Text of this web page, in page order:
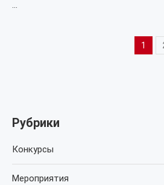
…
1
Рубрики
Конкурсы
Мероприятия